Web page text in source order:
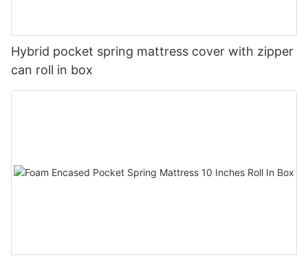
Hybrid pocket spring mattress cover with zipper
can roll in box